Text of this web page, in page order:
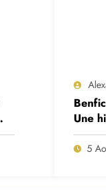
Une
deux
5